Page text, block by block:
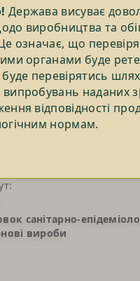
Держава висуває
виробництва та
означає, що
органами буде
буде перевірятись
наданих
відповідності
нормам.
санітарно-
вироби